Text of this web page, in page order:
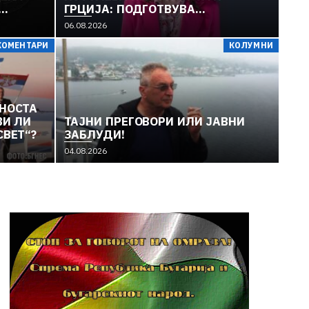
ГРЦИЈА: ПОДГОТВУВА
СКАНДАЛОЗНА СКУЛПТУРА НА
„МАЈКА МАКЕДОНИЈА“
06.08.2026
ЛИ
КОЛУМНИ
TAЈНИ ПРЕГОВОРИ ИЛИ ЈАВНИ
ЗАБЛУДИ!
04.08.2026